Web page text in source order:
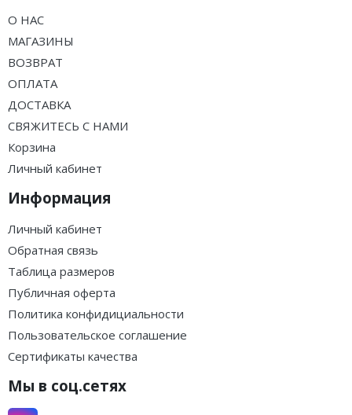
О НАС
МАГАЗИНЫ
ВОЗВРАТ
ОПЛАТА
ДОСТАВКА
СВЯЖИТЕСЬ С НАМИ
Корзина
Личный кабинет
Информация
Личный кабинет
Обратная связь
Таблица размеров
Публичная оферта
Политика конфидициальности
Пользовательское соглашение
Сертификаты качества
Мы в соц.сетях